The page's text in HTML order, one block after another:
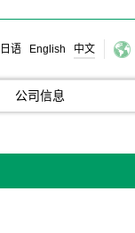
日语 English 中文
公司信息